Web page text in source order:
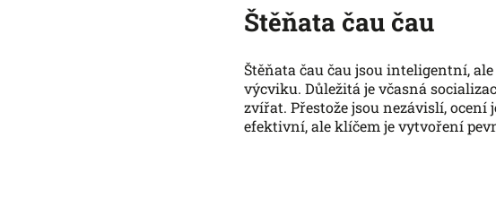
Štěňata čau čau
Štěňata čau čau jsou inteligentní,
výcviku. Důležitá je včasná
zvířat. Přestože jsou nezávislí,
efektivní, ale klíčem je vytvoření